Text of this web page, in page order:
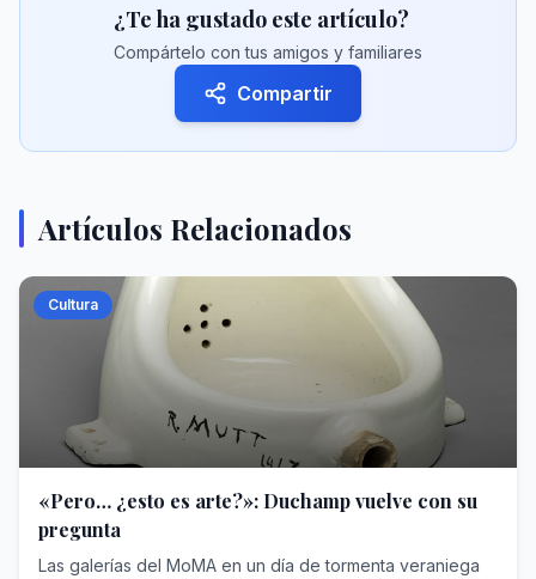
¿Te ha gustado este artículo?
Compártelo con tus amigos y familiares
Compartir
Artículos Relacionados
Cultura
«Pero… ¿esto es arte?»: Duchamp vuelve con su
pregunta
Las galerías del MoMA en un día de tormenta veraniega